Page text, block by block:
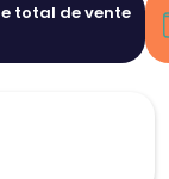
total de vente